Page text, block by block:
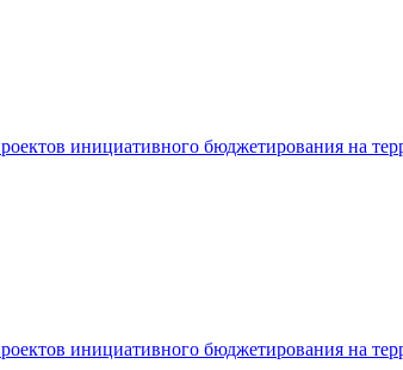
инициативного бюджетирования на
инициативного бюджетирования на